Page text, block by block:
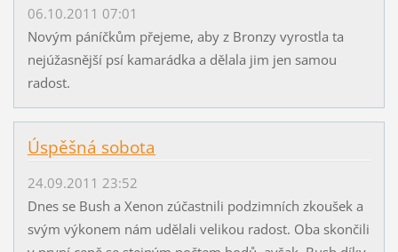
06.10.2011 07:01
Novým páníčkům přejeme, aby z Bronzy vyrostla ta
nejúžasnější psí kamarádka a dělala jim jen samou
radost.
Úspěšná sobota
24.09.2011 23:52
Dnes se Bush a Xenon zúčastnili podzimních zkoušek a
svým výkonem nám udělali velikou radost. Oba skončili